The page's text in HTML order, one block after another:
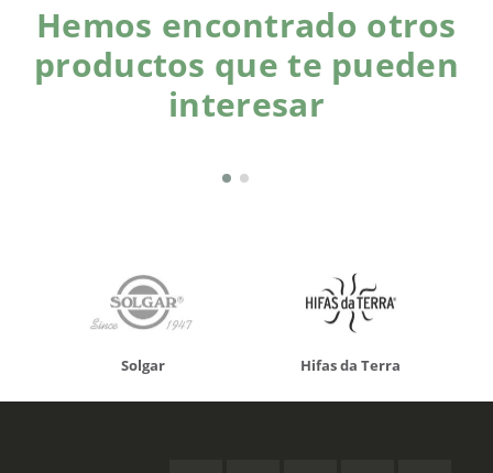
Hemos encontrado otros
productos que te pueden
interesar
Solgar Hifas da Terra